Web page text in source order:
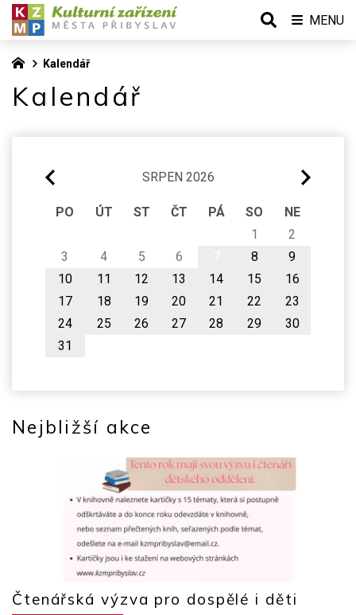
Kalendář
Kalendář
SRPEN 2026
PO ÚT ST ČT PÁ SO
NE
1
2
3
4 5 6 8
9
10
11 12 13 14 15
16
17
18 19 20 21 22
23
24
25 26 27 28 29
30
31
Nejbližší akce
Čtenářská výzva pro dospělé i děti
MENU